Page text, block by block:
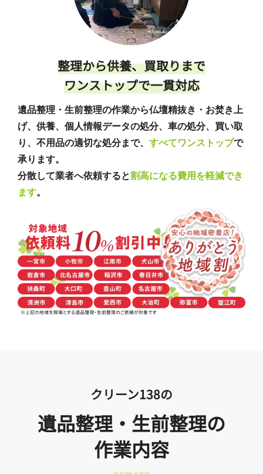
整理から供養、買取りまで
ワンストップで一貫対応
遺品整理・生前整理の作業から仏壇精抜き・お焚き上
げ、供養、個人情報データの処分、車の処分、買い取
り、不用品の適切な処分まで、 すべてワンストップで
承ります。
分散して業者へ依頼すると割高になる費用を軽減でき
ます。
クリーン138の
遺品整理・生前整理の
作業内容